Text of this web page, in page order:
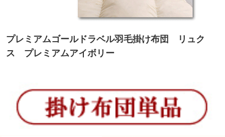
プレミアムゴールドラベル羽毛掛け布団 リュク
ス プレミアムアイボリー